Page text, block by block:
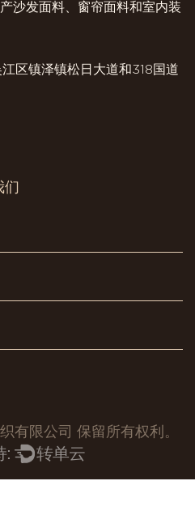
沙发面料、窗帘面料和室内装
区镇泽镇松日大道和318国道
有限公司 保留所有权利。